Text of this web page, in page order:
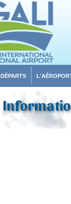
DÉPARTS